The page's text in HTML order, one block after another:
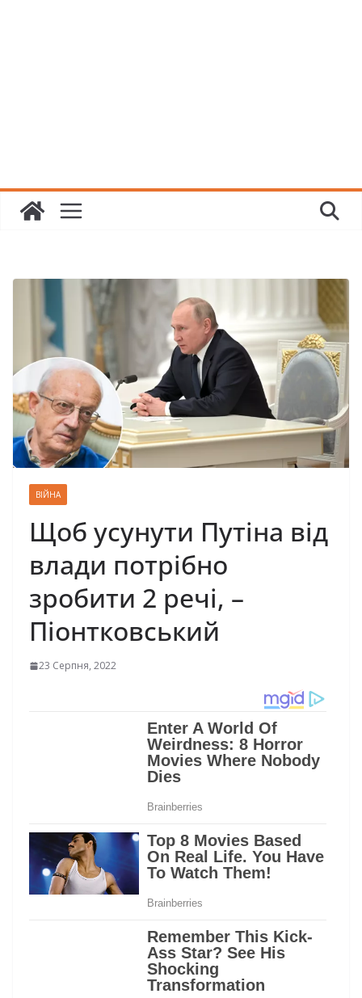
ВІЙНА
Щоб усунути Путіна від
влади потрібно
зробити 2 речі, –
Піонтковський
23 Серпня, 2022